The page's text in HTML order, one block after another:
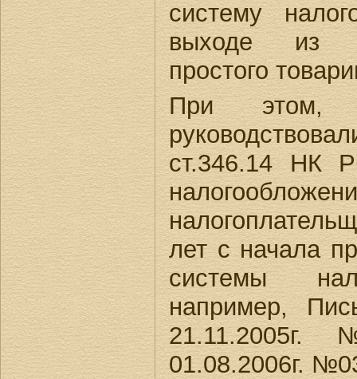
систему
выходе из
простого
При этом,
ст.346.14 НК
лет с начала
системы
например,
21.11.2005г.
01.08.2006г.